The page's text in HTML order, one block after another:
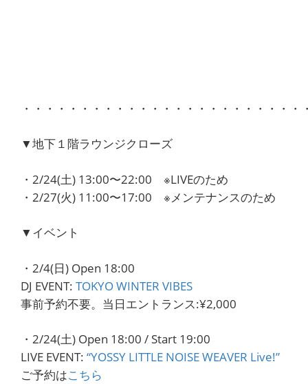
・・・・・・・・・・・・・・・・・・・・・・・・
▼地下１階ラウンジクローズ
・2/24(土) 13:00〜22:00 ※LIVEのため
・2/27(火) 11:00〜17:00 ※メンテナンスのため
▼イベント
・2/4(日) Open 18:00
DJ EVENT: TOKYO WINTER VIBES
事前予約不要。当日エントランス:¥2,000
・2/24(土) Open 18:00 / Start 19:00
LIVE EVENT: “YOSSY LITTLE NOISE WEAVER Live!”
ご予約はこちら